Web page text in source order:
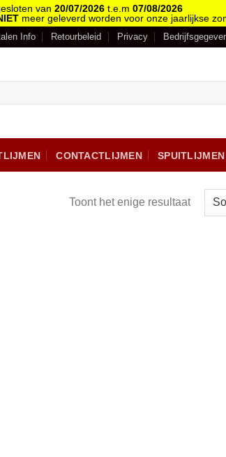
van 20/07/2026t.e.m 07/08/2026
meer geleverd worden voor onze jaarlijkse
Info Retourbeleid Privacy
CONTACTLIJMEN SPUITLIJMEN
Toont het enige resultaat